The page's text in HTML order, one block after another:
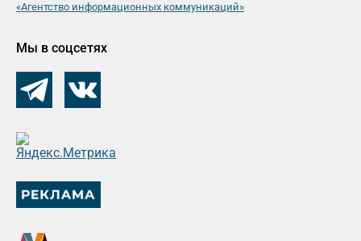
«Агентство информационных коммуникаций»
Мы в соцсетях